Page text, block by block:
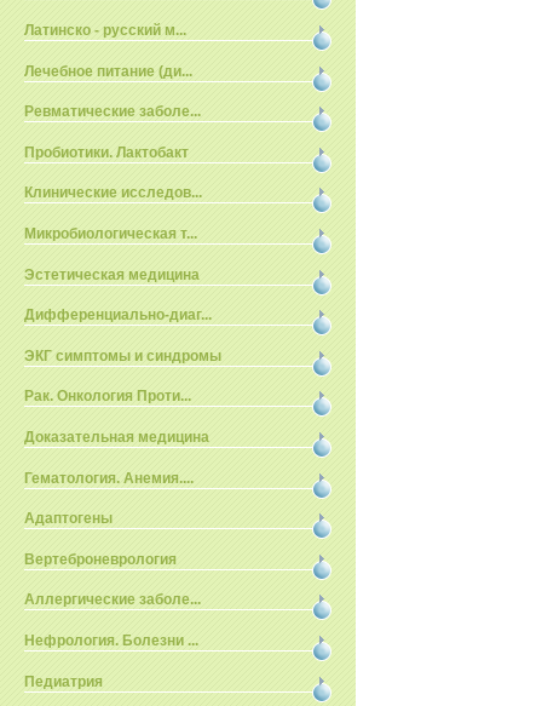
Латинско - русский м...
Лечебное питание (ди...
Ревматические заболе...
Пробиотики. Лактобакт
Клинические исследов...
Микробиологическая т...
Эстетическая медицина
Дифференциально-диаг...
ЭКГ симптомы и синдромы
Рак. Онкология Проти...
Доказательная медицина
Гематология. Анемия....
Адаптогены
Вертеброневрология
Аллергические заболе...
Нефрология. Болезни ...
Педиатрия